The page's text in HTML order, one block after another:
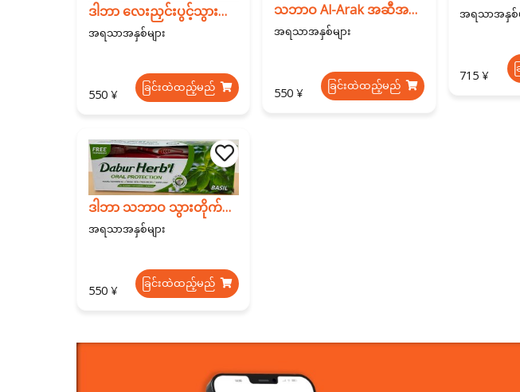
ဒါဘာ လေးညှင်းပွင့်သွားတိုက်ဆေး သွားပိုးစားခြင်းမှကာကွယ်ပေးခြင်း 150g
အရသာအနှစ်များ
550 ¥ ခြင်းထဲထည့်မည်
သဘာဝ Al-Arak အဆီအနှစ်ပါ ဟာဘယ် သွားတိုက်ဆေး 150g
အရသာအနှစ်များ
550 ¥ ခြင်းထဲထည့်မည်
အရသာအနှစ်မ
715 ¥
ဒါဘာ သဘာဝ သွားတိုက်ဆေး 150g
အရသာအနှစ်များ
550 ¥ ခြင်းထဲထည့်မည်